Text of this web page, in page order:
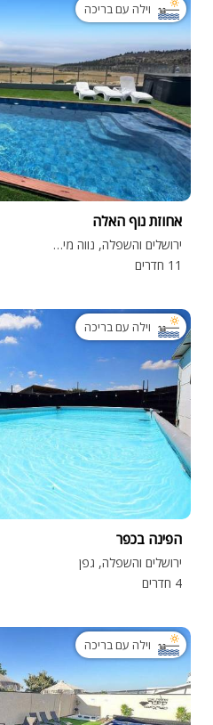
וילה עם בריכה
אחוזת נוף האלה
ירושלים והשפלה, נווה מיכאל
11 חדרים
וילה עם בריכה
הפינה בכפר
ירושלים והשפלה, גפן
4 חדרים
וילה עם בריכה